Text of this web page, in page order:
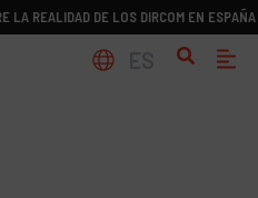
DE LOS DIRCOM EN ESPAÑA